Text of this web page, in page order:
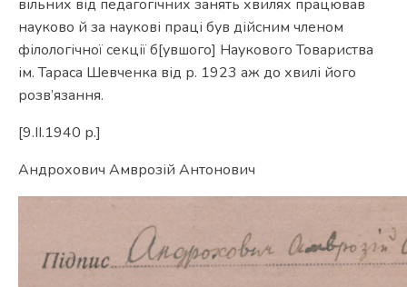
вільних від педагогічних занять хвилях працював
науково й за наукові праці був дійсним членом
філологічної секції б[увшого] Наукового Товариства
ім. Тараса Шевченка від р. 1923 аж до хвилі його
розв’язання.
[9.ІІ.1940 р.]
Андрохович Амврозій Антонович